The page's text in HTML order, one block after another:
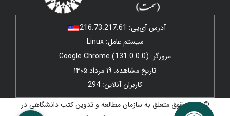
آدرس آی‌پی: 216.73.217.61
سیستم عامل: Linux
مرورگر: Google Chrome (131.0.0.0)
تاریخ مشاهده: ۱۹ مرداد ۱۴۰۵
کاربران آنلاین: 294
© کلیه حقوق متعلق به سازمان مطالعه و تدوین کتب دانشگاهی در